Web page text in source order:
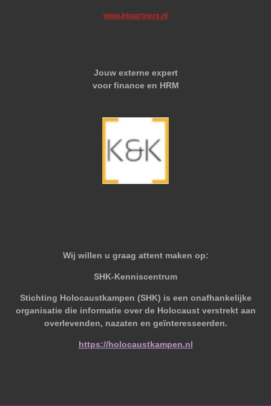
www.kkpartners.nl
Jouw externe expert
voor finance en HRM
Wij willen u graag attent maken op:
SHK-Kenniscentrum
Stichting Holocaustkampen (SHK) is een onafhankelijke
organisatie die informatie over de Holocaust verstrekt aan
overlevenden, nazaten en geïnteresseerden.
https://holocaustkampen.nl